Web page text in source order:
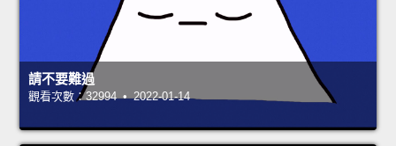
請不要難過
觀看次數：32994 • 2022-01-14